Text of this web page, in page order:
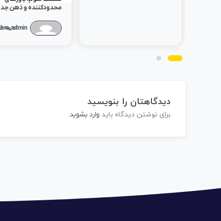
محدودکننده و ذهن
ادامه
دیدگاهتان را بنویسید
برای نوشتن دیدگاه باید وارد بشوید.